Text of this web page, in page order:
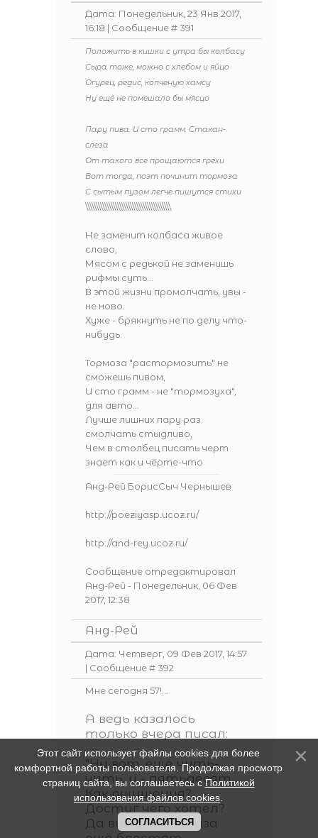
Дата: Понедельник, 23 Янв 2017,
16:18 | Сообщение #391
Положить в кишки с утра бы колбасу
Сыра тоже, можно с хлебом и яйцо
Огурец, редис, копченую хамсу
Ну ещё не помешало бы мясцо
Пару пива. И сто грамм. Стакан-
слеза
От такого все прощаются грехи
Вот тогда, поэт починит тормоза
С сытым пузом легче пишутся стихи
\\\\\\\\\\\\\\\\\\\\\\\\\\\\\\\\\\\\\\\\
Не заменит колбаса живое
слово,
Мясом с редькой не заменишь
рифмы суть...
В этой жизни промолчать, увы -
не ново.
Хуже - брякнуть не по делу что-
нибудь.
Тормоза "растормозить" не
сможешь пивом,
И сто грамм - не "тормозуха",
для авто...
Лучше лишних пару раз
смолчать стыдливо,
Чем в столбец писать черт
знает как и чёрте-что
Анд-Рей БорисСыч Чернышев
http://poeziyasp.ucoz.ru/
http://and-rey.ucoz.ru/
Сообщение отредактировал
Анд-Рей - Понедельник, 06 Фев
2017, 12:38
Анд-Рей
Дата: Четверг, 09 Фев 2017, 14:57
| Сообщение #392
Мне сегодня 57!...
А ведь казалось
только вчера писал:
"Ну вот, ещё чуть-
чуть, и - пятьдесят…
Как ощущения?
Достиг чего хотел?
Да вижу, что глаза
Этот сайт использует файлы cookies для более
комфортной работы пользователя. Продолжая просмотр
страниц сайта, вы соглашаетесь сПолитикой
использования файлов cookies
СОГЛАСИТЬСЯ